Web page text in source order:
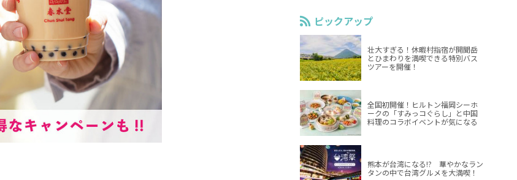
ピックアップ
壮大すぎる！休暇村指宿が開聞岳
とひまわりを満喫できる特別バス
ツアーを開催！
全国初開催！ヒルトン福岡シーホ
ークの「すみっコぐらし」と中国
料理のコラボイベントが気になる
熊本が台湾になる!? 華やかなラン
タンの中で台湾グルメを大満喫！